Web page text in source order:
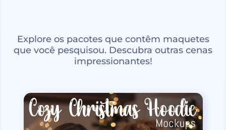
Explore os pacotes que contêm maquetes
que você pesquisou. Descubra outras cenas
impressionantes!